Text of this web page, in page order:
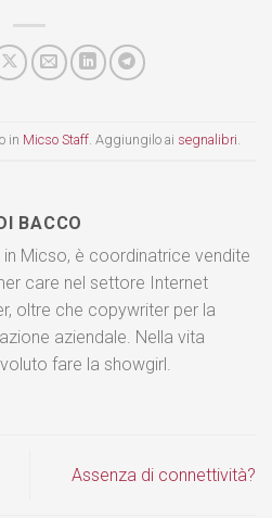
in Micso Staff . Aggiungilo ai segnalibri
BACCO
in Micso, è coordinatrice vendite
care nel settore Internet
oltre che copywriter per la
aziendale. Nella vita
fare la showgirl.
Assenza di connettività?